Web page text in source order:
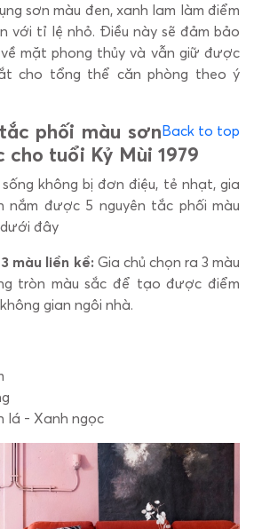
sơn màu đen, xanh lam làm điểm
với tỉ lệ nhỏ. Điều này sẽ đảm bảo
mặt phong thủy và vẫn giữ được
cho tổng thể căn phòng theo ý
Back to top
phối màu sơn
cho tuổi Kỷ Mùi 1979
không bị đơn điệu, tẻ nhạt, gia
nắm được 5 nguyên tắc phối màu
đây
màu liền kề: Gia chủ chọn ra 3 màu
tròn màu sắc để tạo được điểm
gian ngôi nhà.
lá - Xanh ngọc